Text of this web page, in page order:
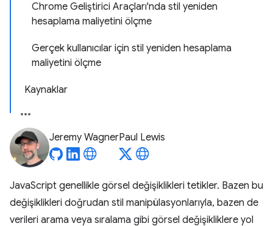
Chrome Geliştirici Araçları'nda stil yeniden
hesaplama maliyetini ölçme
Gerçek kullanıcılar için stil yeniden hesaplama
maliyetini ölçme
Kaynaklar
Jeremy WagnerPaul Lewis
JavaScript genellikle görsel değişiklikleri tetikler. Bazen bu
değişiklikleri doğrudan stil manipülasyonlarıyla, bazen de
verileri arama veya sıralama gibi görsel değişikliklere yol